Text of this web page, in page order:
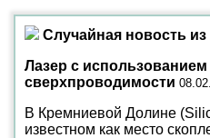
Случайная новость
Лазер с
сверхпроводимости
В Кремниевой Долине
известном как место